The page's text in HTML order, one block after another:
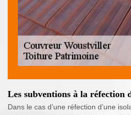
Les subventions à la réfection
Dans le cas d’une réfection d’une